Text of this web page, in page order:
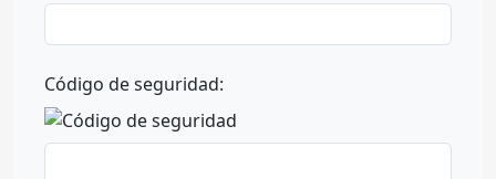
Código de seguridad: